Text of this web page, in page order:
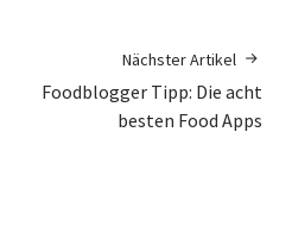
Nächster Artikel
Foodblogger Tipp: Die acht
besten Food Apps